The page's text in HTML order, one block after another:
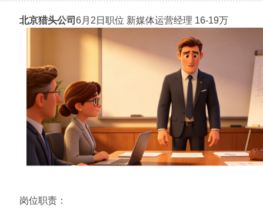
北京猎头公司 6月2日职位 新媒体运营经理 16-19万
岗位职责：